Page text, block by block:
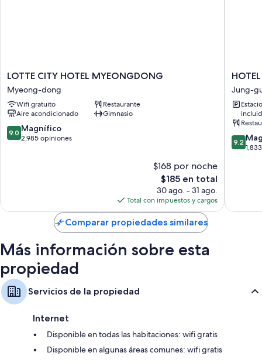
LOTTE
CITY
HOTEL
MYEONGDONG
Myeong-
dong
LOTTE CITY HOTEL MYEONGDONG
Myeong-dong
Wifi gratuito
Restaurante
Aire acondicionado
Gimnasio
9.0
de
9.0 Magnífico
2,985 opiniones
$168 por noche
El
precio
actual
es
de
$185
$185 en total
30 ago. - 31 ago.
Total con impuestos y cargos
HOTEL
THE
Jung-
gu
Jung-
9.2
de
9.2
Comparar propiedades similares
Más información sobre esta
propiedad
Servicios de la propiedad
Internet
Disponible en todas las habitaciones: wifi gratis
Disponible en algunas áreas comunes: wifi gratis